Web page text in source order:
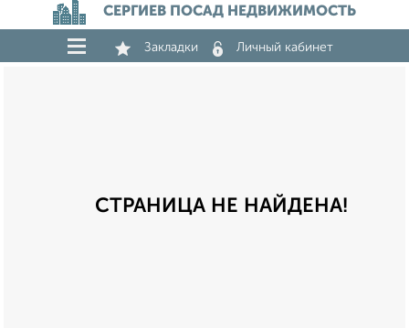
СЕРГИЕВ ПОСАД НЕДВИЖИМОСТЬ
Закладки Личный кабинет
СТРАНИЦА НЕ НАЙДЕНА!